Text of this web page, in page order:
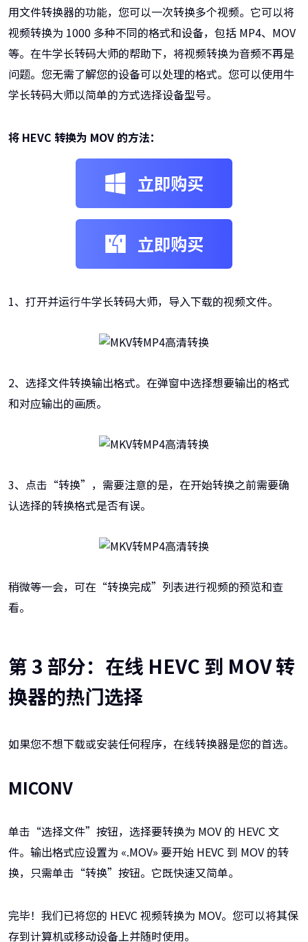
用文件转换器的功能，您可以一次转换多个视频。它可以将
视频转换为 1000 多种不同的格式和设备，包括 MP4、MOV
等。在牛学长转码大师的帮助下，将视频转换为音频不再是
问题。您无需了解您的设备可以处理的格式。您可以使用牛
学长转码大师以简单的方式选择设备型号。
将 HEVC 转换为 MOV 的方法：
立即购买
立即购买
1、打开并运行牛学长转码大师，导入下载的视频文件。
2、选择文件转换输出格式。在弹窗中选择想要输出的格式
和对应输出的画质。
3、点击“转换”，需要注意的是，在开始转换之前需要确
认选择的转换格式是否有误。
稍微等一会，可在“转换完成”列表进行视频的预览和查
看。
第 3 部分：在线 HEVC 到 MOV 转
换器的热门选择
如果您不想下载或安装任何程序，在线转换器是您的首选。
MICONV
单击“选择文件”按钮，选择要转换为 MOV 的 HEVC 文
件。输出格式应设置为 «.MOV» 要开始 HEVC 到 MOV 的转
换，只需单击“转换”按钮。它既快速又简单。
完毕！我们已将您的 HEVC 视频转换为 MOV。您可以将其保
存到计算机或移动设备上并随时使用。